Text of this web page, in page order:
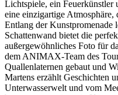
Lichtspiele, ein
eine einzigartige Atmosphäre,
Entlang der Kunstpromenade
Schattenwand bietet die
außergewöhnliches Foto für
dem ANIMAX-Team des
Quallenlaternen gebaut und
Martens erzählt Geschichten
Unterwasserwelt und vom